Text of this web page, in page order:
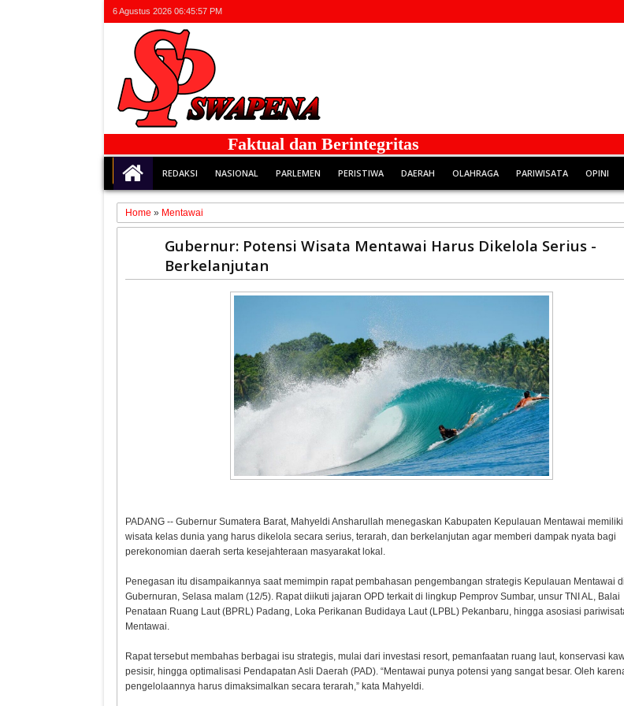
6 Agustus 2026 06:45:57 PM
Faktual dan Berintegritas
REDAKSI NASIONAL PARLEMEN PERISTIWA DAERAH OLAHRAGA PARIWISATA OPINI
Home » Mentawai
Gubernur: Potensi Wisata Mentawai Harus Dikelola Serius -
Berkelanjutan
PADANG -- Gubernur Sumatera Barat, Mahyeldi Ansharullah menegaskan Kabupaten Kepulauan Mentawai
wisata kelas dunia yang harus dikelola secara serius, terarah, dan berkelanjutan agar memberi dampak nyata bagi
perekonomian daerah serta kesejahteraan masyarakat lokal.
Penegasan itu disampaikannya saat memimpin rapat pembahasan pengembangan strategis Kepulauan Mentawai
Gubernuran, Selasa malam (12/5). Rapat diikuti jajaran OPD terkait di lingkup Pemprov Sumbar, unsur TNI AL, Balai
Penataan Ruang Laut (BPRL) Padang, Loka Perikanan Budidaya Laut (LPBL) Pekanbaru, hingga asosiasi
Mentawai.
Rapat tersebut membahas berbagai isu strategis, mulai dari investasi resort, pemanfaatan ruang laut, konservasi
pesisir, hingga optimalisasi Pendapatan Asli Daerah (PAD). “Mentawai punya potensi yang sangat besar. Oleh
pengelolaannya harus dimaksimalkan secara terarah,” kata Mahyeldi.
Harapan kepada
Kepala BGN yang Baru
Negeri Ini
Narkoba